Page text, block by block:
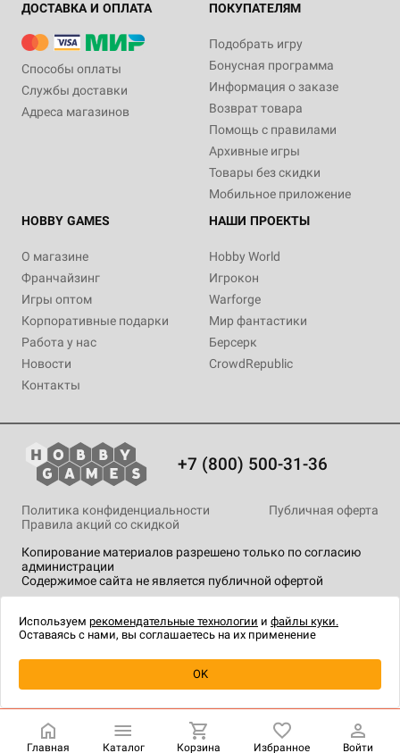
Уведомить о наличии
ДОСТАВКА И ОПЛАТА
Способы оплаты
Службы доставки
Адреса магазинов
ПОКУПАТЕЛЯМ
Подобрать игру
Бонусная программа
Информация о заказе
Возврат товара
Помощь с правилами
Архивные игры
Товары без скидки
Мобильное приложение
HOBBY GAMES
О магазине
Франчайзинг
Игры оптом
Корпоративные подарки
Работа у нас
Новости
Контакты
НАШИ ПРОЕКТЫ
Hobby World
Игрокон
Warforge
Мир фантастики
Берсерк
CrowdRepublic
+7 (800) 500-31-36
Копирование материалов разрешено только по согласию
администрации
Содержимое сайта не является публичной офертой
Политика конфиденциальности
Публичная оферта
Правила акций со скидкой
технологии.
Главная Каталог Корзина Избранное Войти
Используем рекомендательные технологии и файлы куки.
Оставаясь с нами, вы соглашаетесь на их применение
OK